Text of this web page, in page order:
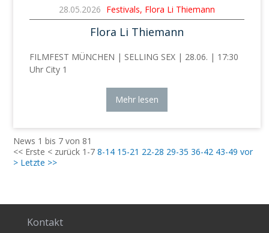
28.05.2026 Festivals, Flora Li Thiemann
Flora Li Thiemann
FILMFEST MÜNCHEN | SELLING SEX | 28.06. | 17:30
Uhr City 1
Mehr lesen
News 1 bis 7 von 81
<< Erste < zurück 1-7 8-14 15-21 22-28 29-35 36-42 43-49 vor
> Letzte >>
Kontakt